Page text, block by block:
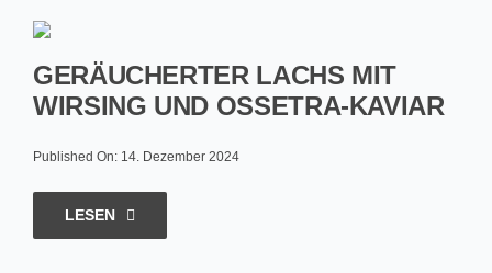
GERÄUCHERTER LACHS MIT
WIRSING UND OSSETRA-KAVIAR
Published On: 14. Dezember 2024
LESEN